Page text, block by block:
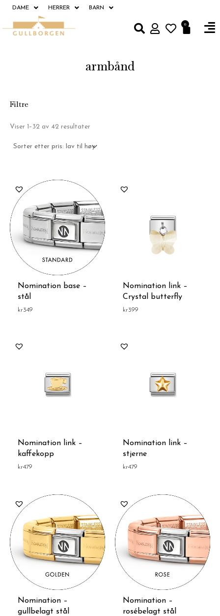
Hopp
innholdet
DAME HERRER BARN
0
armbånd
Filtre
Viser 1–32 av 42 resultaterSortert
Lav
Nomination base –
stål
kr349
Nomination link –
Crystal butterfly
kr399
Nomination link –
kaffekopp
kr479
Nomination link –
stjerne
kr479
Nomination –
gullbelagt stål
Nomination –
rosébelagt stål